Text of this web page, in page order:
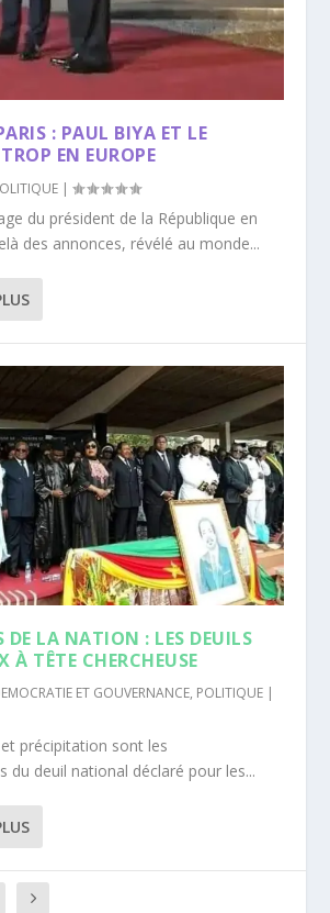
: PAUL BIYA ET LE
EN EUROPE
|
du président de la République en
des annonces, révélé au monde...
DE LA NATION : LES DEUILS
TÊTE CHERCHEUSE
ET GOUVERNANCE, POLITIQUE |
précipitation sont les
du deuil national déclaré pour les...